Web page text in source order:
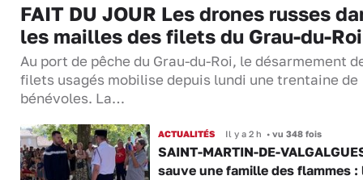
FAIT DU JOUR Les drones russes
les mailles des filets du Grau-du-Roi
Au port de pêche du Grau-du-Roi, le désarmement
filets usagés mobilise depuis lundi une trentaine de
bénévoles. La…
ACTUALITÉS Il y a 2 h •vu 348 fois
SAINT-MARTIN-DE-
sauve une famille des flammes :